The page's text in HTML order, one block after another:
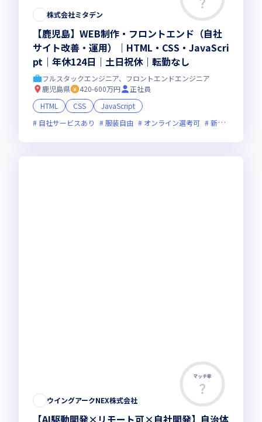
株式会社ミタデン
【鹿児島】WEB制作・フロントエンド（自社
サイト改善・運用）｜HTML・CSS・JavaScri
pt｜年休124日｜土日祝休｜転勤なし
フルスタックエンジニア、フロントエンドエンジニア
鹿児島県
420-600万円
正社員
HTML
CSS
JavaScript
自社サービスあり
服装自由 オンライン選考可 新技術に積極的
マッチ率
ウイングアークNEX株式会社
【AI駆動開発×リモート可×自社開発】自治体